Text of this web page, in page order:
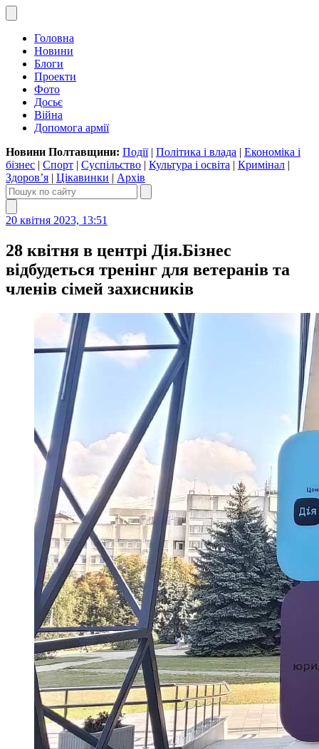
Головна
Новини
Блоги
Проекти
Фото
Досьє
Війна
Допомога армії
Новини Полтавщини: Події| Політика і влада | Економіка і
бізнес | Спорт | Суспільство | Культура і освіта | Кримінал |
Здоров’я | Цікавинки | Архів
20 квітня 2023, 13:51
28 квітня в центрі Дія.Бізнес
відбудеться тренінг для ветеранів та
членів сімей захисників